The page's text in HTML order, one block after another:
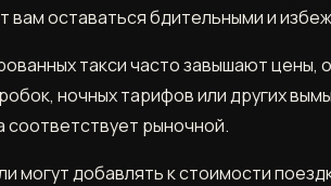
вам оставаться бдительными и
такси часто завышают цены,
ночных тарифов или других
соответствует рыночной.
добавлять к стоимости